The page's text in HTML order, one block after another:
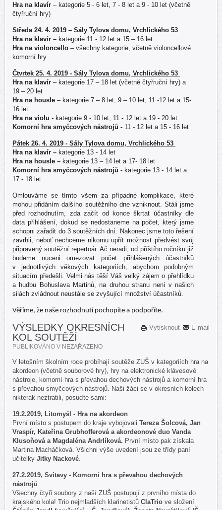
Hra na klavír – kategorie 5 - 6 let, 7 - 8 let a 9 - 10 let (včetně
čtyřruční hry)
Středa 24. 4. 2019 – Sály Tylova domu, Vrchlického 53
Hra na klavír – kategorie 11 - 12 let a 15 – 16 let
Hra na violoncello – všechny kategorie, včetně violoncellové
komorní hry
Čtvrtek 25. 4. 2019 - Sály Tylova domu, Vrchlického 53
Hra na klavír – kategorie 17 – 18 let (včetně čtyřruční hry) a
19 – 20 let
Hra na housle – kategorie 7 – 8 let, 9 – 10 let, 11 -12 let a 15-
16 let
Hra na violu - kategorie 9 - 10 let, 11 - 12 let a 19 - 20 let
Komorní hra smyčcových nástrojů - 11 - 12 let a 15 - 16 let
Pátek 26. 4. 2019 - Sály Tylova domu, Vrchlického 53
Hra na klavír – kategorie 13 - 14 let
Hra na housle – kategorie 13 – 14 let a 17- 18 let
Komorní hra smyčcových nástrojů - kategorie 13 - 14 let a
17 - 18 let
Omlouváme se tímto všem za případné komplikace, které
mohou přidáním dalšího soutěžního dne vzniknout. Stáli jsme
před rozhodnutím, zda začít od konce škrtat účastníky dle
data přihlášení, dokud se nedostaneme na počet, který jsme
schopni zařadit do 3 soutěžních dní. Nakonec jsme toto řešení
zavrhli, neboť nechceme nikomu upřít možnost předvést svůj
připravený soutěžní repertoár. Ač neradi, od příštího ročníku již
budeme nuceni omezovat počet přihlášených účastníků
v jednotlivých věkových kategoriích, abychom podobným
situacím předešli. Velmi nás těší Váš velký zájem o přehlídku
a hudbu Bohuslava Martinů, na druhou stranu není v našich
silách zvládnout neustále se zvyšující množství účastníků.
Věříme, že naše rozhodnutí pochopíte a podpoříte.
E-mail
Vytisknout
VÝSLEDKY OKRESNÍCH
KOL SOUTĚŽÍ
PUBLIKOVÁNO V NEZAŘAZENO
V letošním školním roce probíhají soutěže ZUŠ v kategoriích hra na
akordeon (včetně souborové hry), hry na elektronické klávesové
nástroje, komorní hra s převahou dechových nástrojů a komorní hra
s převahou smyčcových nástrojů. Naši žáci se v okresních kolech
nikterak neztratili, posuďte sami:
19.2.2019, Litomyšl - Hra na akordeon
První místo s postupem do kraje vybojovali Tereza Šolcová, Jan
Vraspír, Kateřina Grubhofferová a akordeonové duo Vanda
Klusoňová a Magdaléna Andrlíková. První místo pak získala
Martina Macháčková. Všichni výše uvedení jsou ze třídy paní
učitelky Jitky Nackové
27.2.2019, Svitavy - Komorní hra s převahou dechových
nástrojů
Všechny čtyři soubory z naší ZUŠ postupují z prvního místa do
krajského kola! Trio nejmladších klarinetistů ClaTrio ve složení